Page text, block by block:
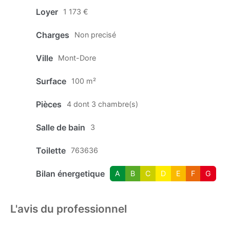
Loyer 1 173 €
Charges Non precisé
Ville Mont-Dore
Surface 100 m²
Pièces 4 dont 3 chambre(s)
Salle de bain 3
Toilette 763636
Bilan énergetique A B C D E F G
L'avis du professionnel